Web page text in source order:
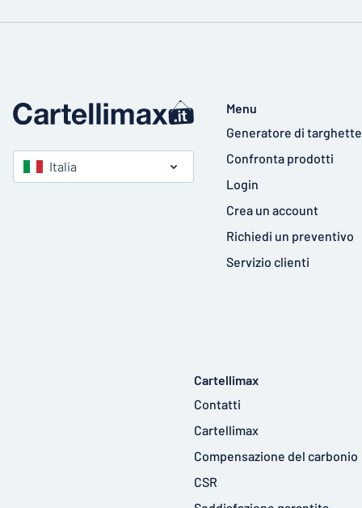
Italia
Menu
Generatore di targhette
Confronta prodotti
Login
Crea un account
Richiedi un preventivo
Servizio clienti
Cartellimax
Contatti
Cartellimax
Compensazione del carbonio
CSR